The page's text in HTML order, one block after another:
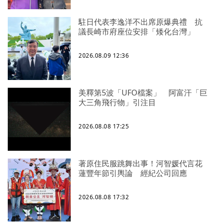
駐日代表李逸洋不出席原爆典禮 抗
議長崎市府座位安排「矮化台灣」
2026.08.09 12:36
美釋第5波「UFO檔案」 阿富汗「巨
大三角飛行物」引注目
2026.08.08 17:25
著原住民服跳舞出事！河智媛代言花
蓮豐年節引輿論 經紀公司回應
2026.08.08 17:32